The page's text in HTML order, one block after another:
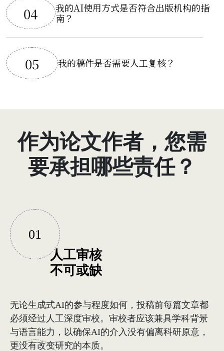
04
我的AI使用方式是否符合出版机构的指
南？
05 我的稿件是否需要人工复核？
作为论文作者，您需
要承担哪些责任？
01
人工审核
不可或缺
无论生成式AI的参与程度如何，投稿前每篇文章都
必须经过人工深度审校。审校者应该兼具学科背景
与语言能力，以确保AI的介入没有偏离科研原意，
更没有改变研究的本质。